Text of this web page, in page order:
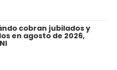
cobran jubilados y
en agosto de 2026,